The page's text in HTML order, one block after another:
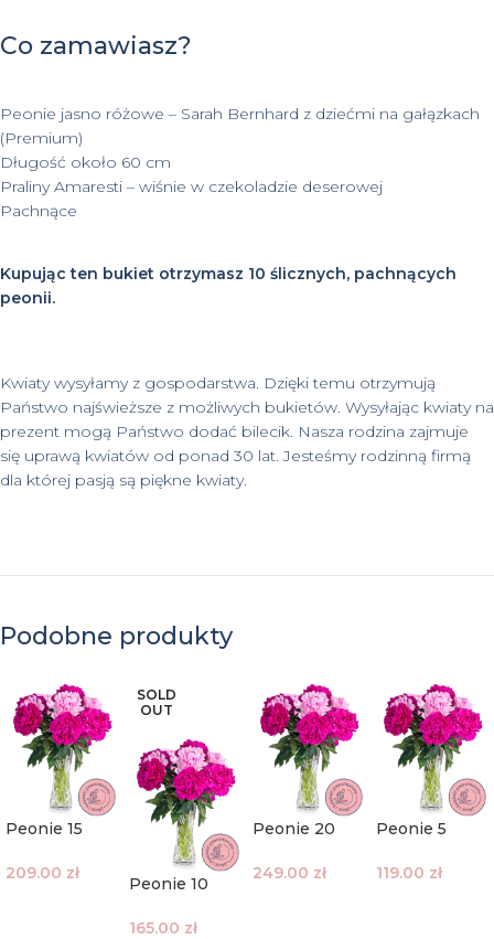
Co zamawiasz?
Peonie jasno różowe – Sarah Bernhard z dziećmi na gałązkach
(Premium)
Długość około 60 cm
Praliny Amaresti – wiśnie w czekoladzie deserowej
Pachnące
Kupując ten bukiet otrzymasz 10 ślicznych, pachnących
peonii.
Kwiaty wysyłamy z gospodarstwa. Dzięki temu otrzymują
Państwo najświeższe z możliwych bukietów. Wysyłając kwiaty na
prezent mogą Państwo dodać bilecik. Nasza rodzina zajmuje
się uprawą kwiatów od ponad 30 lat. Jesteśmy rodzinną firmą
dla której pasją są piękne kwiaty.
Podobne produkty
Peonie 15
209.00 zł
SOLD
OUT
Peonie 10
165.00 zł
Peonie 20
249.00 zł
Peonie 5
119.00 zł